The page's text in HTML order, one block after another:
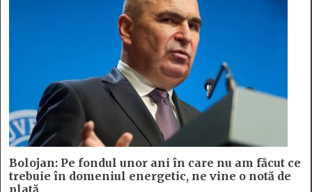
Bolojan: Pe fondul unor ani în care nu am făcut ce
trebuie în domeniul energetic, ne vine o notă de